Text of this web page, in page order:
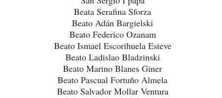
Beata Serafina Sforza
Beato Adán Bargielski
Beato Federico Ozanam
Beato Ismael Escorihuela Esteve
Beato Ladislao Bladzinski
Beato Marino Blanes Giner
Beato Pascual Fortuño Almela
Beato Salvador Mollar Ventura